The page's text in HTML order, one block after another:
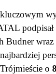
Budner wraz
o